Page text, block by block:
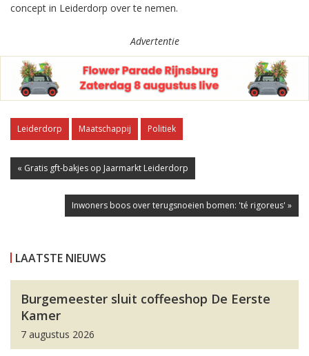
concept in Leiderdorp over te nemen.
Advertentie
Leiderdorp Maatschappij Politiek
« Gratis gft-bakjes op Jaarmarkt Leiderdorp
Inwoners boos over terugsnoeien bomen: 'té rigoreus' »
LAATSTE NIEUWS
Burgemeester sluit coffeeshop De Eerste
Kamer
7 augustus 2026